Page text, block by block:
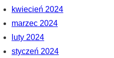
kwiecień 2024
marzec 2024
luty 2024
styczeń 2024